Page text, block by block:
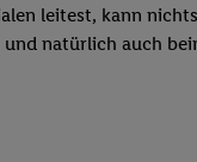
leitest, kann
natürlich auch